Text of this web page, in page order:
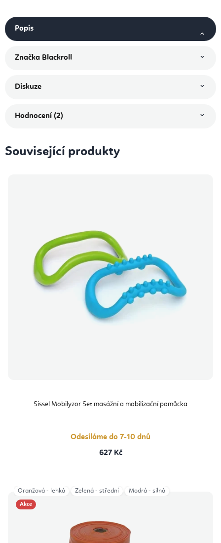
Popis
Značka Blackroll
Diskuze
Hodnocení (2)
Související produkty
Sissel Mobilyzor Set masážní a mobilizační pomůcka
Odesíláme do 7-10 dnů
627 Kč
Akce
Oranžová - lehká Zelená - střední Modrá - silná